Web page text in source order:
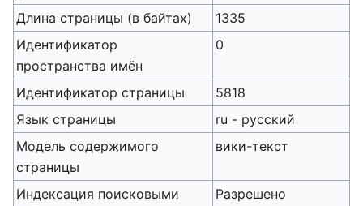
Длина страницы (в байтах)
1335
Идентификатор
пространства имён
0
Идентификатор страницы
5818
Язык страницы
ru - русский
Модель содержимого
страницы
вики-текст
Индексация поисковыми
Разрешено